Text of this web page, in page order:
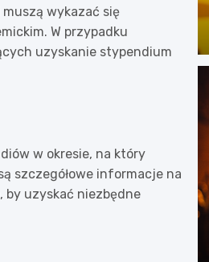
wykazać się
W przypadku
uzyskanie stypendium
w okresie, na który
szczegółowe informacje na
by uzyskać niezbędne